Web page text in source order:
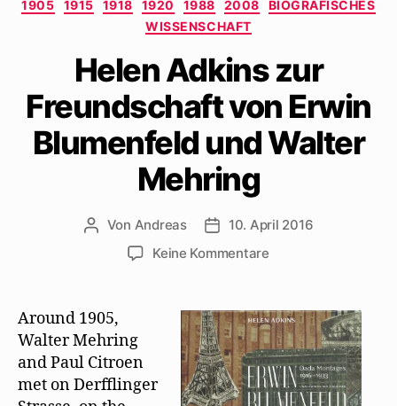
1905 1915 1918 1920 1988 2008
BIOGRAFISCHES
WISSENSCHAFT
Helen Adkins zur
Freundschaft von Erwin
Blumenfeld und Walter
Mehring
Beitragsautor
Von Andreas Beitragsdatum
10. April 2016
Keine Kommentarezu
zur
Freundschaft
von
Erwin
Blumenfeld
Around 1905,
Walter Mehring
and Paul Citroen
met on Derfflinger